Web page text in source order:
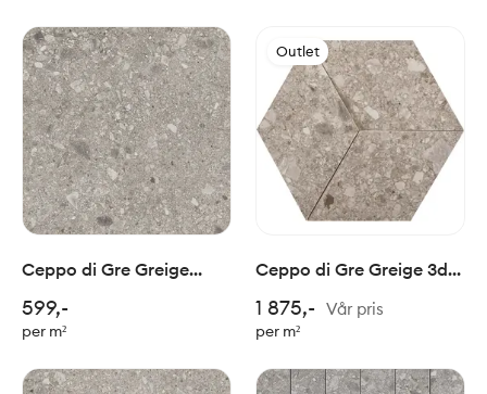
Ceppo di Gre Greige
599,-
per m²
Outlet
Ceppo di Gre Greige 3d
1 875,- Vår pris
per m²